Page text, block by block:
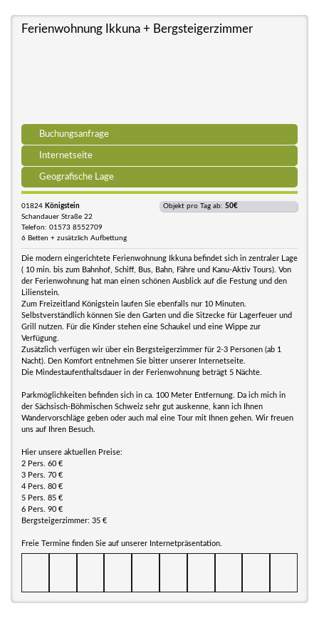
Ferienwohnung Ikkuna + Bergsteigerzimmer
Buchungsanfrage
Internetseite
Geografische Lage
01824 Königstein
Schandauer Straße 22
Telefon: 01573 8552709
6 Betten + zusätzlich Aufbettung
Objekt pro Tag ab: 50€
Die modern eingerichtete Ferienwohnung Ikkuna befindet sich in zentraler Lage
( 10 min. bis zum Bahnhof, Schiff, Bus, Bahn, Fähre und Kanu-Aktiv Tours). Von
der Ferienwohnung hat man einen schönen Ausblick auf die Festung und den
Lilienstein.
Zum Freizeitland Königstein laufen Sie ebenfalls nur 10 Minuten.
Selbstverständlich können Sie den Garten und die Sitzecke für Lagerfeuer und
Grill nutzen. Für die Kinder stehen eine Schaukel und eine Wippe zur
Verfügung.
Zusätzlich verfügen wir über ein Bergsteigerzimmer für 2-3 Personen (ab 1
Nacht). Den Komfort entnehmen Sie bitter unserer Internetseite.
Die Mindestaufenthaltsdauer in der Ferienwohnung beträgt 5 Nächte.
Parkmöglichkeiten befinden sich in ca. 100 Meter Entfernung. Da ich mich in
der Sächsisch-Böhmischen Schweiz sehr gut auskenne, kann ich Ihnen
Wandervorschläge geben oder auch mal eine Tour mit Ihnen gehen. Wir freuen
uns auf Ihren Besuch.
Hier unsere aktuellen Preise:
2 Pers. 60 €
3 Pers. 70 €
4 Pers. 80 €
5 Pers. 85 €
6 Pers. 90 €
Bergsteigerzimmer: 35 €
Freie Termine finden Sie auf unserer Internetpräsentation.